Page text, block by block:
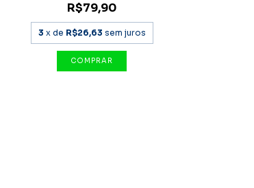
R$79,90
3 x de R$26,63 sem juros